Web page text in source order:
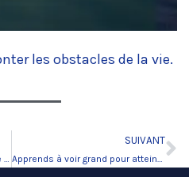
les obstacles de la vie.
4 conseils pour ne plus remettre au lendemain vos décisions
SUIVANT
Apprends à voir grand pour atteindre tes objectifs.